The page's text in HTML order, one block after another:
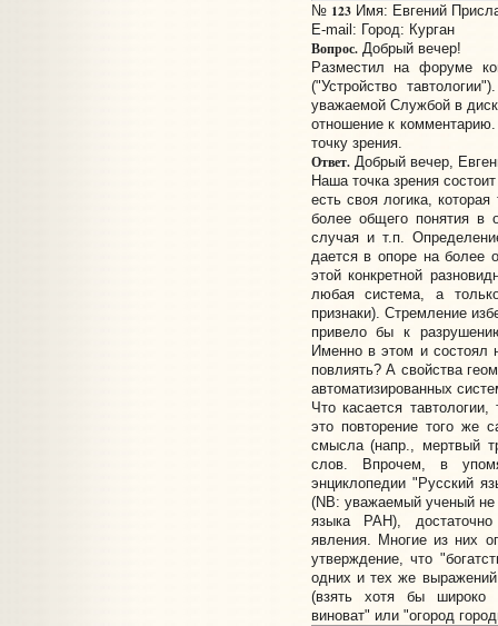
№ 123Имя: Евгений
E-mail: Город: Курган
Вопрос.Добрый вечер!
Разместил на форуме
("Устройство
уважаемой Службой в
отношение к
точку зрения.
Ответ.Добрый вечер,
Наша точка зрения
есть своя логика,
более общего понятия в
случая и т.п.
дается в опоре на более
этой конкретной
любая система, а
признаки). Стремление
привело бы к
Именно в этом и состоял
повлиять? А свойства
автоматизированных
Что касается
это повторение того же
смысла (напр., мертвый
слов. Впрочем, в
энциклопедии "Русский
(NB: уважаемый ученый не
языка РАН),
явления. Многие из них
утверждение, что
одних и тех же
(взять хотя бы широко
виноват" или "огород